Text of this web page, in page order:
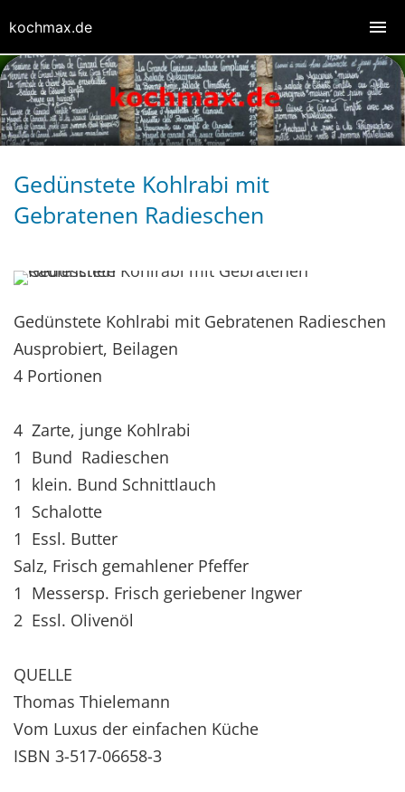
Gedünstete Kohlrabi mit
Gebratenen Radieschen
Gedünstete Kohlrabi mit Gebratenen Radieschen
Ausprobiert, Beilagen
4 Portionen
4 Zarte, junge Kohlrabi
1 Bund Radieschen
1 klein. Bund Schnittlauch
1 Schalotte
1 Essl. Butter
Salz, Frisch gemahlener Pfeffer
1 Messersp. Frisch geriebener Ingwer
2 Essl. Olivenöl
QUELLE
Thomas Thielemann
Vom Luxus der einfachen Küche
ISBN 3-517-06658-3
kochmax.de